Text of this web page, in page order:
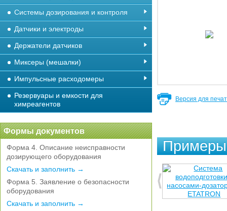
Версия для
Примеры
Системы дозирования и контроля
Датчики и электроды
Держатели датчиков
Миксеры (мешалки)
Импульсные расходомеры
Резервуары и емкости для
химреагентов
Формы документов
Форма 4. Описание неисправности
дозирующего оборудования
Скачать и заполнить →
Форма 5. Заявление о безопасности
оборудования
Скачать и заполнить →